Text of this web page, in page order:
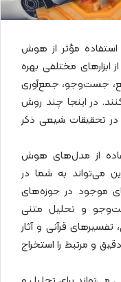
استفاده مؤثر از هوش
مختلفی بهره
جست‌وجو، جمع‌آوری
در ا‌ینجا چند روش
در تحقیقات شیعی ذکر
از مدل‌های هوش
می‌تواند به شما در
موجود در حوزه‌های
و تحلیل متنی
قرآنی و آثار
و مرتبط را استخراج